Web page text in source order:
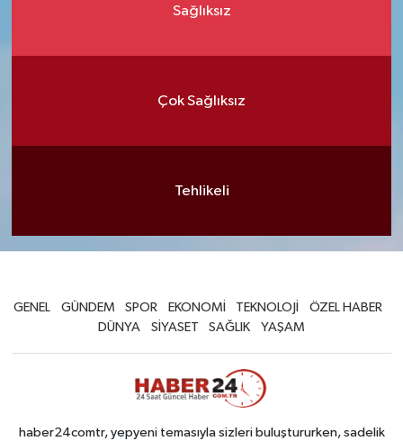
Sağlıksız
Çok Sağlıksız
Tehlikeli
GENEL GÜNDEM SPOR EKONOMİ TEKNOLOJİ
ÖZEL HABER
DÜNYA
SİYASET SAĞLIK YAŞAM
haber24comtr, yepyeni temasıyla sizleri buluştururken, sadelik